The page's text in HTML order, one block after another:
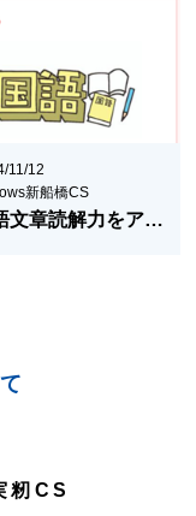
11/12
新船橋CS
国語文章読解力をアップする３つのポイント
籾CS